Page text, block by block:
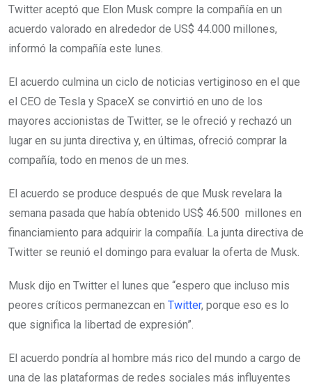
Twitter aceptó que Elon Musk compre la compañía en un
acuerdo valorado en alrededor de US$ 44.000 millones,
informó la compañía este lunes.
El acuerdo culmina un ciclo de noticias vertiginoso en el que
el CEO de Tesla y SpaceX se convirtió en uno de los
mayores accionistas de Twitter, se le ofreció y rechazó un
lugar en su junta directiva y, en últimas, ofreció comprar la
compañía, todo en menos de un mes.
El acuerdo se produce después de que Musk revelara la
semana pasada que había obtenido US$ 46.500 millones en
financiamiento para adquirir la compañía. La junta directiva de
Twitter se reunió el domingo para evaluar la oferta de Musk.
Musk dijo en Twitter el lunes que “espero que incluso mis
peores críticos permanezcan en Twitter, porque eso es lo
que significa la libertad de expresión”.
El acuerdo pondría al hombre más rico del mundo a cargo de
una de las plataformas de redes sociales más influyentes